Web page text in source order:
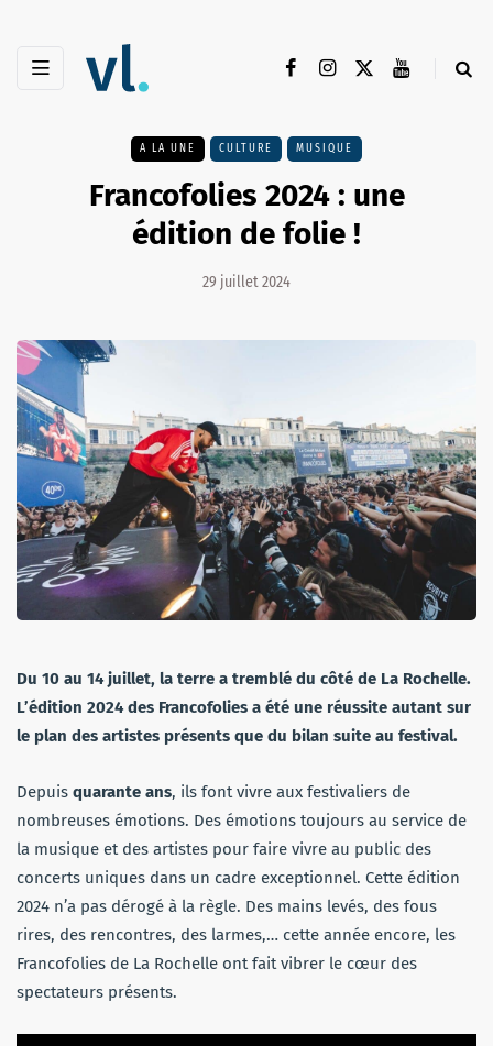
A LA UNE CULTURE MUSIQUE
Francofolies 2024 : une
édition de folie !
29 juillet 2024
Du 10 au 14 juillet, la terre a tremblé du côté de La Rochelle.
L’édition 2024 des Francofolies a été une réussite autant sur
le plan des artistes présents que du bilan suite au festival.
Depuis quarante ans, ils font vivre aux festivaliers de
nombreuses émotions. Des émotions toujours au service de
la musique et des artistes pour faire vivre au public des
concerts uniques dans un cadre exceptionnel. Cette édition
2024 n’a pas dérogé à la règle. Des mains levés, des fous
rires, des rencontres, des larmes,… cette année encore, les
Francofolies de La Rochelle ont fait vibrer le cœur des
spectateurs présents.